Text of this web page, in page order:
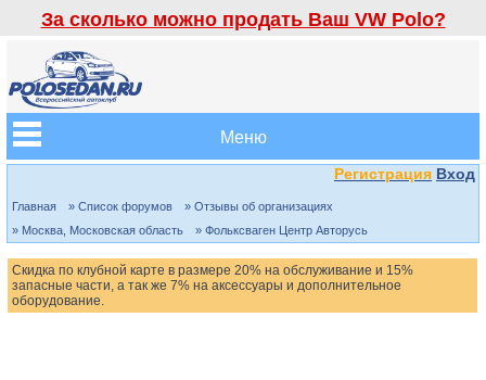
За сколько можно продать Ваш VW Polo?
Меню
Регистрация Вход
Главная » Список форумов
» Отзывы об организациях
» Москва, Московская область
» Фольксваген Центр Авторусь
Скидка по клубной карте в размере 20% на обслуживание и 15%
запасные части, а так же 7% на аксессуары и дополнительное
оборудование.